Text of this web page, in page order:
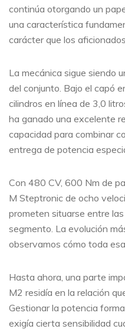
continúa otorgando un
una característica
carácter que los
La mecánica sigue siendo
del conjunto. Bajo el capó
cilindros en línea de 3,0
ha ganado una excelente
capacidad para combinar
entrega de potencia
Con 480 CV, 600 Nm de
M Steptronic de ocho
prometen situarse entre
segmento. La evolución
observamos cómo toda
Hasta ahora, una parte
M2 residía en la relación
Gestionar la potencia
exigía cierta sensibilidad